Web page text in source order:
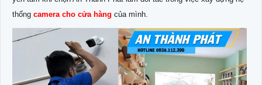
thống camera cho cửa hàng của mình.